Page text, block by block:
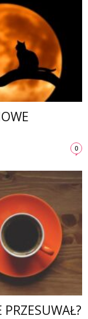
0
PRZESUWAŁ?